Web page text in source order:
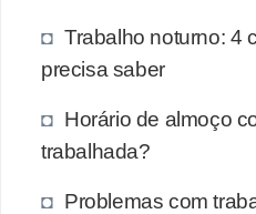
Trabalho noturno: 4
precisa saber
Horário de almoço
trabalhada?
Problemas com